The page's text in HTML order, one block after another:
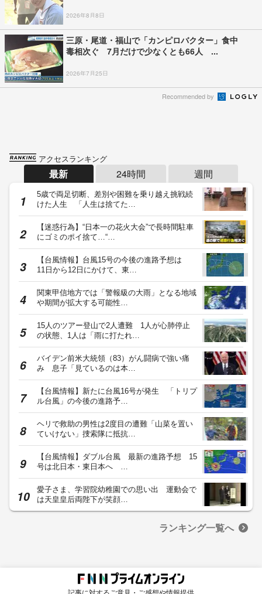
2026年8月8日
三原・尾道・福山で「カンピロバクター」食中
毒相次ぐ 7月だけで少なくとも66人 ...
2026年7月25日
Recommended by
アクセスランキング
最新 24時間 週間
5歳で両足切断、差別や困難を乗り越え挑戦続
けた人生 「人生は捨てた…
【迷惑行為】“日本一の花火大会”で長時間駐車
にゴミのポイ捨て…“…
【台風情報】台風15号の今後の進路予想は
11日から12日にかけて、東…
関東甲信地方では「警報級の大雨」となる地域
や期間が拡大する可能性…
15人のツアー登山で2人遭難 1人が心肺停止
の状態、1人は「雨に打たれ…
バイデン前米大統領（83）がん闘病で強い痛
み 息子「見ているのは本…
【台風情報】新たに台風16号が発生 「トリプ
ル台風」の今後の進路予…
ヘリで救助の男性は2度目の遭難「山菜を置い
ていけない」捜索隊に抵抗…
【台風情報】ダブル台風 最新の進路予想 15
号は北日本・東日本へ …
愛子さま、学習院幼稚園での思い出 運動会で
は天皇皇后両陛下が笑顔…
ランキング一覧へ
記事に対するご意見・ご感想や情報提供